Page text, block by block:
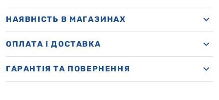
НАЯВНІСТЬ В МАГАЗИНАХ
OПЛАТА І ДОСТАВКА
ГАРАНТІЯ ТА ПОВЕРНЕННЯ